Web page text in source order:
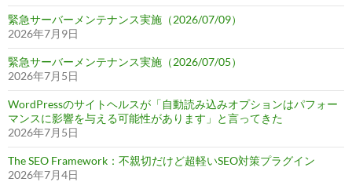
緊急サーバーメンテナンス実施（2026/07/09）
2026年7月9日
緊急サーバーメンテナンス実施（2026/07/05）
2026年7月5日
WordPressのサイトヘルスが「自動読み込みオプションはパフォー
マンスに影響を与える可能性があります」と言ってきた
2026年7月5日
The SEO Framework：不親切だけど超軽いSEO対策プラグイン
2026年7月4日